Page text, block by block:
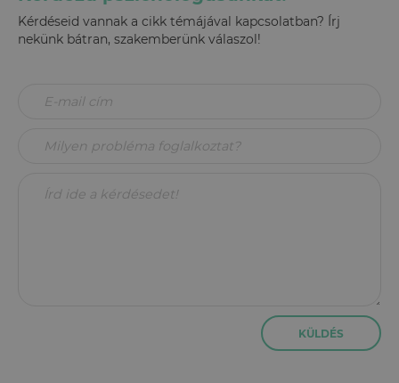
Kérdéseid vannak a cikk témájával kapcsolatban? Írj
nekünk bátran, szakemberünk válaszol!
KÜLDÉS